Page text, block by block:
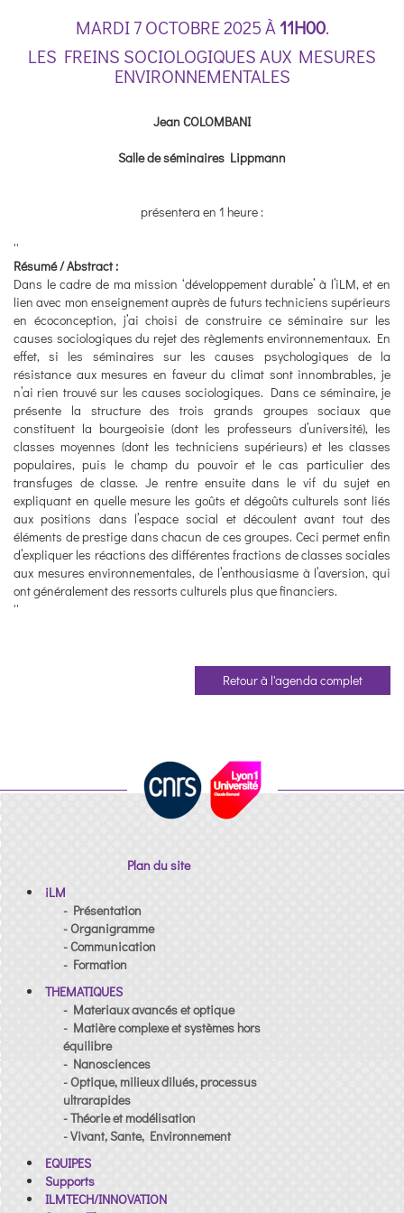
MARDI 7 OCTOBRE 2025 À11H00.
LES FREINS SOCIOLOGIQUES AUX MESURES
ENVIRONNEMENTALES
Jean COLOMBANI
Salle de séminaires Lippmann
présentera en 1 heure :
''
Résumé / Abstract :
Dans le cadre de ma mission ‘développement durable’ à l’iLM, et en
lien avec mon enseignement auprès de futurs techniciens supérieurs
en écoconception, j’ai choisi de construire ce séminaire sur les
causes sociologiques du rejet des règlements environnementaux. En
effet, si les séminaires sur les causes psychologiques de la
résistance aux mesures en faveur du climat sont innombrables, je
n’ai rien trouvé sur les causes sociologiques. Dans ce séminaire, je
présente la structure des trois grands groupes sociaux que
constituent la bourgeoisie (dont les professeurs d’université), les
classes moyennes (dont les techniciens supérieurs) et les classes
populaires, puis le champ du pouvoir et le cas particulier des
transfuges de classe. Je rentre ensuite dans le vif du sujet en
expliquant en quelle mesure les goûts et dégoûts culturels sont liés
aux positions dans l’espace social et découlent avant tout des
éléments de prestige dans chacun de ces groupes. Ceci permet enfin
d’expliquer les réactions des différentes fractions de classes sociales
aux mesures environnementales, de l’enthousiasme à l’aversion, qui
ont généralement des ressorts culturels plus que financiers.
''
Retour à l'agenda complet
Plan du site
iLM
- Présentation
- Organigramme
- Communication
- Formation
THEMATIQUES
- Materiaux avancés et optique
- Matière complexe et systèmes hors
équilibre
- Nanosciences
- Optique, milieux dilués, processus
ultrarapides
- Théorie et modélisation
- Vivant, Sante, Environnement
EQUIPES
Supports
ILMTECH/INNOVATION